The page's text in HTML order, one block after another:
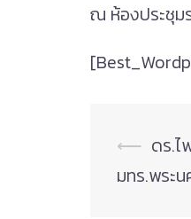
ณ ห้องประชุม
Post
⟵ ดร.ไ
มทร.พระ